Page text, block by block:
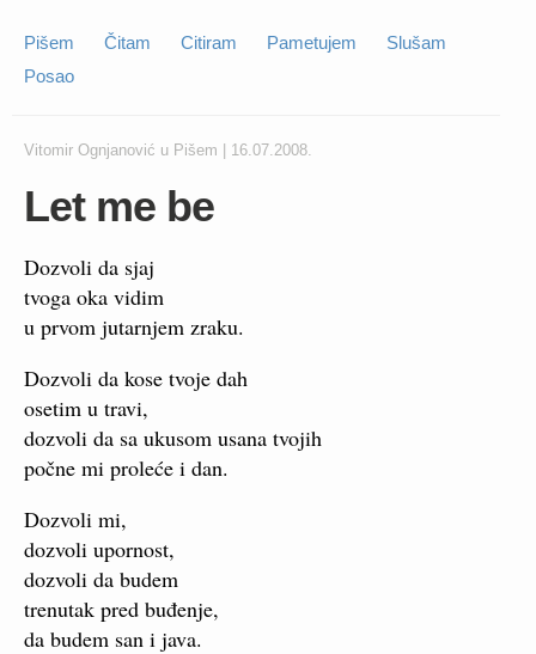
Pišem Čitam Citiram Pametujem
Slušam
Posao
Vitomir Ognjanović u Pišem 16.07.2008.
Let me be
Dozvoli da sjaj
tvoga oka vidim
u prvom jutarnjem zraku.
Dozvoli da kose tvoje dah
osetim u travi,
dozvoli da sa ukusom usana tvojih
počne mi proleće i dan.
Dozvoli mi,
dozvoli upornost,
dozvoli da budem
trenutak pred buđenje,
da budem san i java.